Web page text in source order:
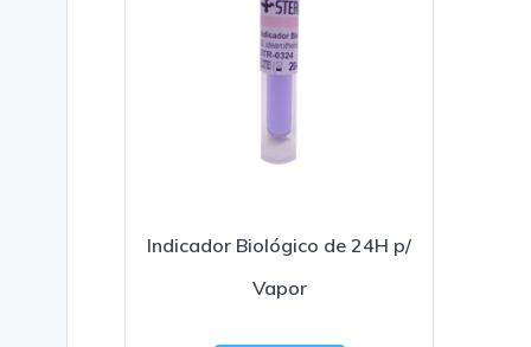
Indicador Biológico de 24H p/
Vapor